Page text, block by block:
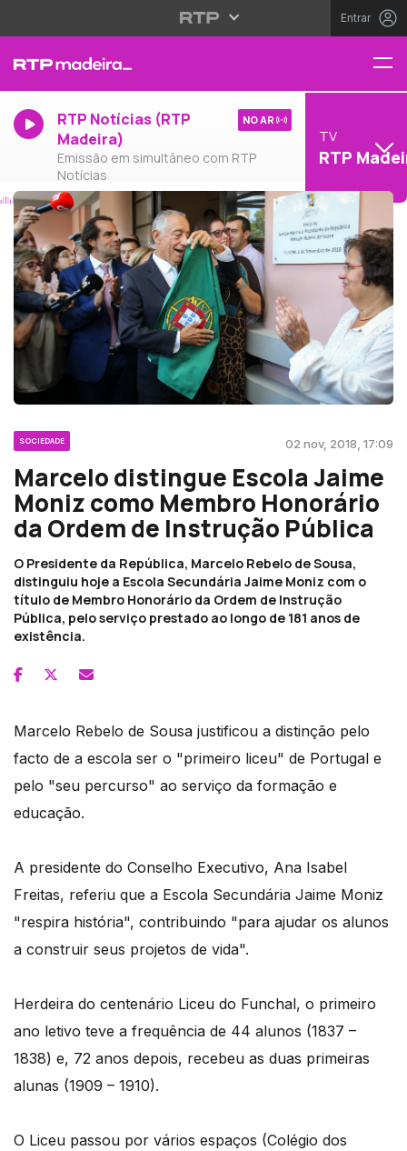
Entrar
RTP Notícias (RTP
Madeira)
Emissão em simultâneo com RTP
Notícias
NO AR
TV
RTP
SOCIEDADE 02 nov, 2018, 17:09
Marcelo distingue Escola Jaime
Moniz como Membro Honorário
da Ordem de Instrução Pública
O Presidente da República, Marcelo Rebelo de Sousa,
distinguiu hoje a Escola Secundária Jaime Moniz com o
título de Membro Honorário da Ordem de Instrução
Pública, pelo serviço prestado ao longo de 181 anos de
existência.
Marcelo Rebelo de Sousa justificou a distinção pelo
facto de a escola ser o "primeiro liceu" de Portugal e
pelo "seu percurso" ao serviço da formação e
educação.
A presidente do Conselho Executivo, Ana Isabel
Freitas, referiu que a Escola Secundária Jaime Moniz
"respira história", contribuindo "para ajudar os alunos
a construir seus projetos de vida".
Herdeira do centenário Liceu do Funchal, o primeiro
ano letivo teve a frequência de 44 alunos (1837 –
1838) e, 72 anos depois, recebeu as duas primeiras
alunas (1909 – 1910).
O Liceu passou por vários espaços (Colégio dos